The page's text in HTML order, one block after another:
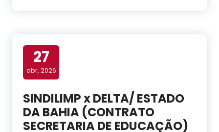
27
abr, 2026
SINDILIMP x DELTA/ ESTADO
DA BAHIA (CONTRATO
SECRETARIA DE EDUCAÇÃO)